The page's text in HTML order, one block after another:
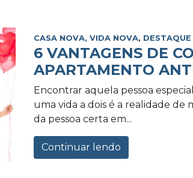
CASA NOVA, VIDA NOVA,
6 VANTAGENS DE
APARTAMENTO
Encontrar aquela pessoa
uma vida a dois é a realidade de
da pessoa certa em...
Continuar lendo